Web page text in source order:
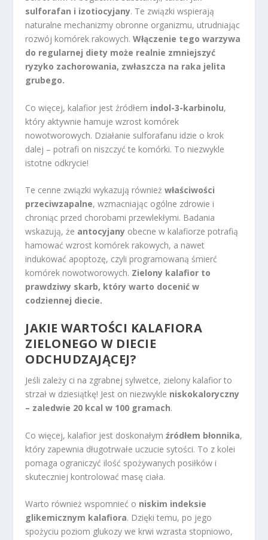
sulforafan i izotiocyjany. Te związki wspierają
naturalne mechanizmy obronne organizmu, utrudniając
rozwój komórek rakowych.Włączenie tego warzywa
do regularnej diety może realnie zmniejszyć
ryzyko zachorowania, zwłaszcza na raka jelita
grubego.
Co więcej, kalafior jest źródłem indol-3-karbinolu,
który aktywnie hamuje wzrost komórek
nowotworowych. Działanie sulforafanu idzie o krok
dalej – potrafi on niszczyć te komórki. To niezwykle
istotne odkrycie!
Te cenne związki wykazują równieżwłaściwości
przeciwzapalne, wzmacniając ogólne zdrowie i
chroniąc przed chorobami przewlekłymi. Badania
wskazują, że antocyjany obecne w kalafiorze potrafią
hamować wzrost komórek rakowych, a nawet
indukować apoptozę, czyli programowaną śmierć
komórek nowotworowych. Zielony kalafior to
prawdziwy skarb, który warto docenić w
codziennej diecie.
JAKIEWARTOŚCI KALAFIORA
ZIELONEGO W DIECIE
ODCHUDZAJĄCEJ?
Jeśli zależy ci na zgrabnej sylwetce, zielony kalafior to
strzał w dziesiątkę! Jest on niezwykle niskokaloryczny
– zaledwie 20 kcal w 100 gramach.
Co więcej, kalafior jest doskonałymźródłem błonnika,
który zapewnia długotrwałe uczucie sytości. To z kolei
pomaga ograniczyć ilość spożywanych posiłków i
skuteczniej kontrolować masę ciała.
Warto również wspomnieć o niskim indeksie
glikemicznym kalafiora. Dzięki temu, po jego
spożyciu poziom glukozy we krwi wzrasta stopniowo,